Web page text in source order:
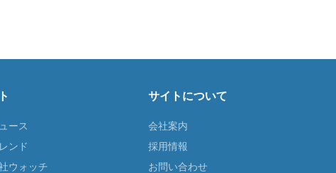
ース
ンド
ウォッチ
サイトについて
会社案内
採用情報
お問い合わせ